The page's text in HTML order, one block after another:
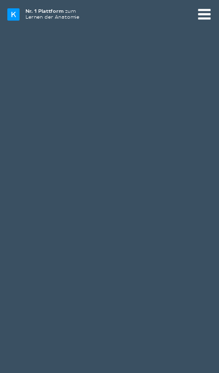
Nr. 1 Plattformzum
Lernen der Anatomie